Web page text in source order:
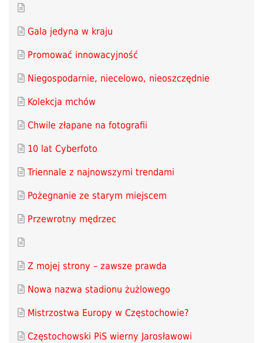
Gala jedyna w kraju
Promować innowacyjność
Niegospodarnie, niecelowo, nieoszczędnie
Kolekcja mchów
Chwile złapane na fotografii
10 lat Cyberfoto
Triennale z najnowszymi trendami
Pożegnanie ze starym miejscem
Przewrotny mędrzec
Z mojej strony – zawsze prawda
Nowa nazwa stadionu żużlowego
Mistrzostwa Europy w Częstochowie?
Częstochowski PiS wierny Jarosławowi